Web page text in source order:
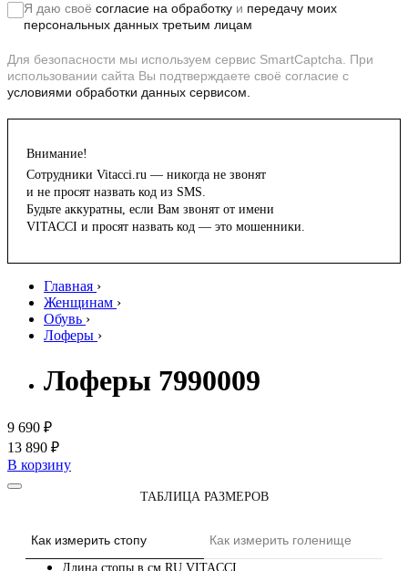
Я даю своё согласие на обработку и передачу моих
персональных данных третьим лицам
Для безопасности мы используем сервис SmartCaptcha. При
использовании сайта Вы подтверждаете своё согласие с
условиями обработки данных сервисом.
Внимание!
Сотрудники Vitacci.ru — никогда не звонят
и не просят назвать код из SMS.
Будьте аккуратны, если Вам звонят от имени
VITACCI и просят назвать код — это мошенники.
Главная ›
Женщинам ›
Обувь ›
Лоферы ›
Лоферы 7990009
9 690 ₽
13 890 ₽
В корзину
ТАБЛИЦА РАЗМЕРОВ
Как измерить стопу Как измерить голенище
Длина стопы в см RU VITACCI